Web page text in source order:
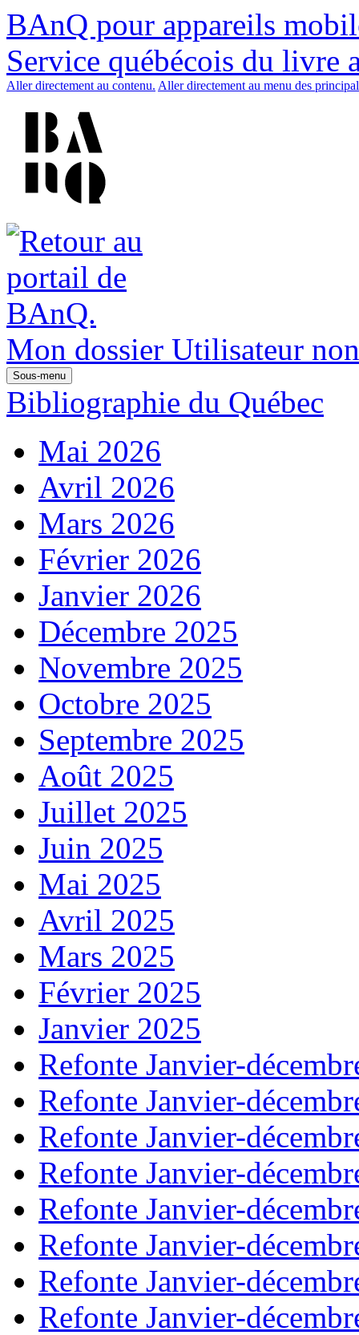
BAnQ pour appareils
Service québécois du livre
Aller directement au contenu. Aller directement au menu des
Mon dossier Utilisateur
Sous-menu
Bibliographie du Québec
Mai 2026
Avril 2026
Mars 2026
Février 2026
Janvier 2026
Décembre 2025
Novembre 2025
Octobre 2025
Septembre 2025
Août 2025
Juillet 2025
Juin 2025
Mai 2025
Avril 2025
Mars 2025
Février 2025
Janvier 2025
Refonte Janvier-
Refonte Janvier-
Refonte Janvier-
Refonte Janvier-
Refonte Janvier-
Refonte Janvier-
Refonte Janvier-
Refonte Janvier-